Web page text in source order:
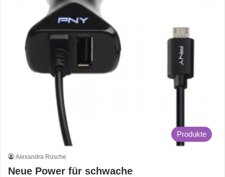
Produkte
Alexandra Rüsche
Neue Power für schwache